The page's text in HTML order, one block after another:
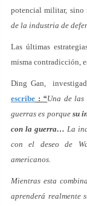
potencial militar, sino
de la industria de
Las últimas
misma contradicción,
Ding Gan,
escribe : “Una de las
guerras es porque su
con la guerra… La
con el deseo de
americanos.
Mientras esta
aprenderá realmente